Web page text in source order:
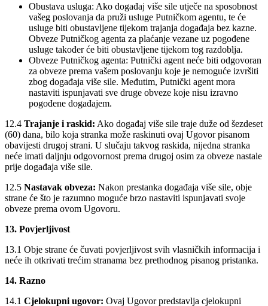
Obustava usluga: Ako događaj više sile utječe na sposobnost
vašeg poslovanja da pruži usluge Putničkom agentu, te će
usluge biti obustavljene tijekom trajanja događaja bez kazne.
Obveze Putničkog agenta za plaćanje vezane uz pogođene
usluge također će biti obustavljene tijekom tog razdoblja.
Obveze Putničkog agenta: Putnički agent neće biti odgovoran
za obveze prema vašem poslovanju koje je nemoguće izvršiti
zbog događaja više sile. Međutim, Putnički agent mora
nastaviti ispunjavati sve druge obveze koje nisu izravno
pogođene događajem.
12.4 Trajanje i raskid: Ako događaj više sile traje duže od šezdeset
(60) dana, bilo koja stranka može raskinuti ovaj Ugovor pisanom
obavijesti drugoj strani. U slučaju takvog raskida, nijedna stranka
neće imati daljnju odgovornost prema drugoj osim za obveze nastale
prije događaja više sile.
12.5 Nastavak obveza: Nakon prestanka događaja više sile, obje
strane će što je razumno moguće brzo nastaviti ispunjavati svoje
obveze prema ovom Ugovoru.
13. Povjerljivost
13.1 Obje strane će čuvati povjerljivost svih vlasničkih informacija i
neće ih otkrivati trećim stranama bez prethodnog pisanog pristanka.
14. Razno
14.1 Cjelokupni ugovor: Ovaj Ugovor predstavlja cjelokupni